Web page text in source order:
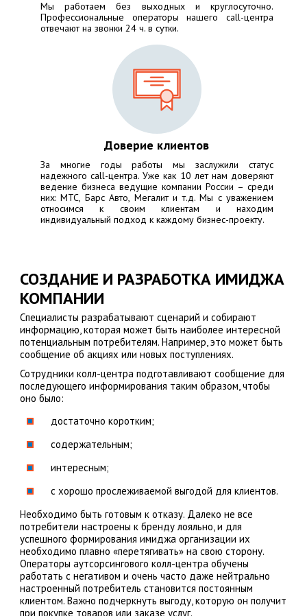
Мы работаем без выходных и круглосуточно.
Профессиональные операторы нашего call-центра
отвечают на звонки 24 ч. в сутки.
Доверие клиентов
За многие годы работы мы заслужили статус
надежного call-центра. Уже как 10 лет нам доверяют
ведение бизнеса ведущие компании России – среди
них:МТС, Барс Авто, Мегалити т.д. Мы с уважением
относимся к своим клиентам и находим
индивидуальный подход к каждому бизнес-проекту.
СОЗДАНИЕ И РАЗРАБОТКА ИМИДЖА
КОМПАНИИ
Специалисты разрабатывают сценарий и собирают
информацию, которая может быть наиболее интересной
потенциальным потребителям. Например, это может быть
сообщение об акциях или новых поступлениях.
Сотрудники колл-центра подготавливают сообщение для
последующего информирования таким образом, чтобы
оно было:
достаточно коротким;
содержательным;
интересным;
с хорошо прослеживаемой выгодой для клиентов.
Необходимо быть готовым к отказу. Далеко не все
потребители настроены к бренду лояльно, и для
успешного формирования имиджа организации их
необходимо плавно «перетягивать» на свою сторону.
Операторы аутсорсингового колл-центра обучены
работать с негативом и очень часто даже нейтрально
настроенный потребитель становится постоянным
клиентом. Важно подчеркнуть выгоду, которую он получит
при покупке товаров или заказе услуг.